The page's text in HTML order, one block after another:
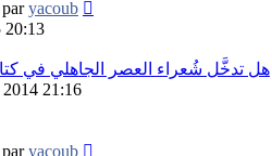
paryacoub
20:13
هل تدخَّل شُعراء العصر الجاهلي في
21:16
paryacoub